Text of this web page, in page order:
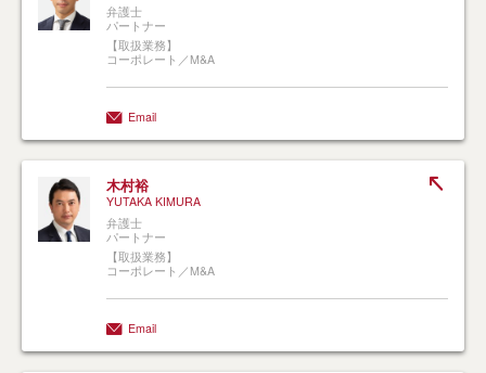
弁護士
パートナー
【取扱業務】
コーポレート／M&A
Email
木村裕
YUTAKA KIMURA
弁護士
パートナー
【取扱業務】
コーポレート／M&A
Email